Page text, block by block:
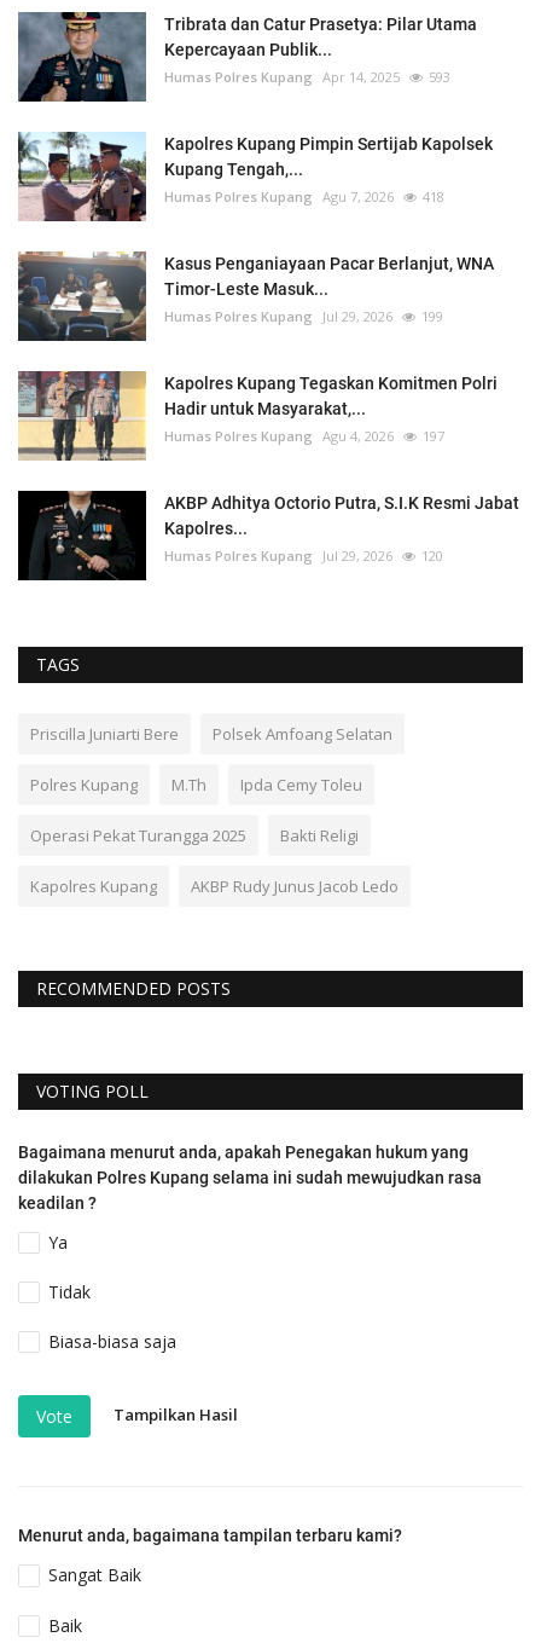
Tribrata dan Catur Prasetya: Pilar Utama
Kepercayaan Publik...
Humas Polres Kupang Apr 14, 2025 593
Kapolres Kupang Pimpin Sertijab Kapolsek
Kupang Tengah,...
Humas Polres Kupang Agu 7, 2026 418
Kasus Penganiayaan Pacar Berlanjut, WNA
Timor-Leste Masuk...
Humas Polres Kupang Jul 29, 2026 199
Kapolres Kupang Tegaskan Komitmen Polri
Hadir untuk Masyarakat,...
Humas Polres Kupang Agu 4, 2026 197
AKBP Adhitya Octorio Putra, S.I.K Resmi Jabat
Kapolres...
Humas Polres Kupang Jul 29, 2026 120
TAGS
Priscilla Juniarti Bere Polsek Amfoang Selatan
Polres Kupang M.Th Ipda Cemy Toleu
Operasi Pekat Turangga 2025 Bakti Religi
Kapolres Kupang AKBP Rudy Junus Jacob Ledo
RECOMMENDED POSTS
VOTING POLL
Bagaimana menurut anda, apakah Penegakan hukum yang
dilakukan Polres Kupang selama ini sudah mewujudkan rasa
keadilan ?
Ya
Tidak
Biasa-biasa saja
Vote Tampilkan Hasil
Menurut anda, bagaimana tampilan terbaru kami?
Sangat Baik
Baik